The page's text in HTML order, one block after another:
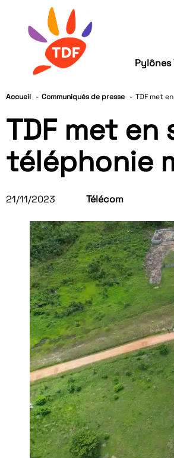
Pylônes
Accueil Communiqués de presse TDF met
TDF met
téléphonie
21/11/2023 Télécom